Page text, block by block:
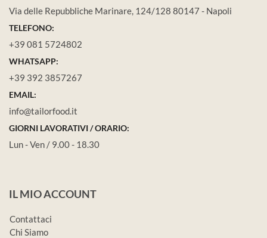
Via delle Repubbliche Marinare, 124/128 80147 - Napoli
TELEFONO:
+39 081 5724802
WHATSAPP:
+39 392 3857267
EMAIL:
info@tailorfood.it
GIORNI LAVORATIVI / ORARIO:
Lun - Ven / 9.00 - 18.30
IL MIO ACCOUNT
Contattaci
Chi Siamo